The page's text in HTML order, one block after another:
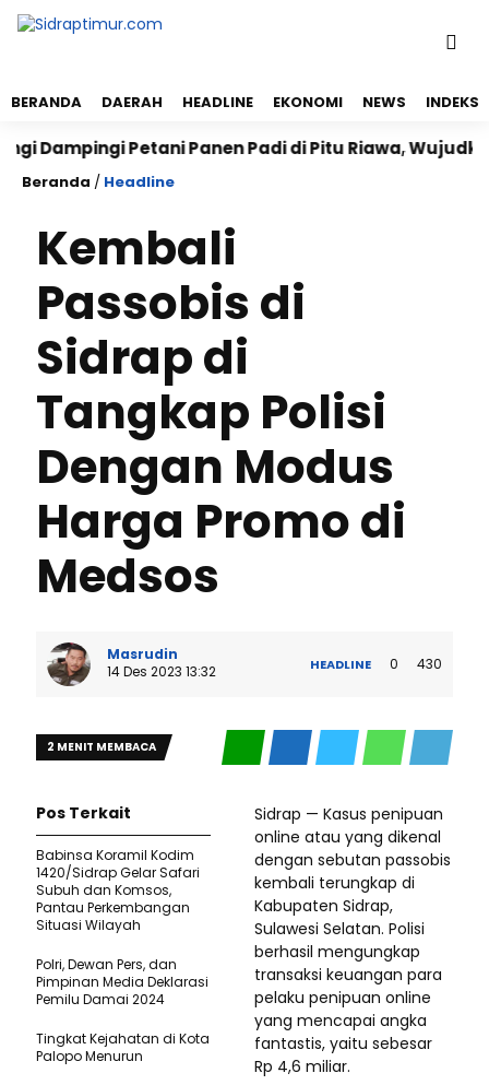
BERANDA DAERAH HEADLINE EKONOMI NEWS INDEKS
Petani Panen Padi di Pitu Riawa, Wujudkan
Beranda / Headline
Kembali
Passobis di
Sidrap di
Tangkap Polisi
Dengan Modus
Harga Promo di
Medsos
Masrudin
14 Des 2023 13:32
HEADLINE 0 430
2 MENIT MEMBACA
Sidrap — Kasus penipuan
online atau yang dikenal
dengan sebutan passobis
kembali terungkap di
Kabupaten Sidrap,
Sulawesi Selatan. Polisi
berhasil mengungkap
transaksi keuangan para
pelaku penipuan online
yang mencapai angka
fantastis, yaitu sebesar
Rp 4,6 miliar.
Pos Terkait
Babinsa Koramil Kodim
1420/Sidrap Gelar Safari
Subuh dan Komsos,
Pantau Perkembangan
Situasi Wilayah
Polri, Dewan Pers, dan
Pimpinan Media Deklarasi
Pemilu Damai 2024
Tingkat Kejahatan di Kota
Palopo Menurun